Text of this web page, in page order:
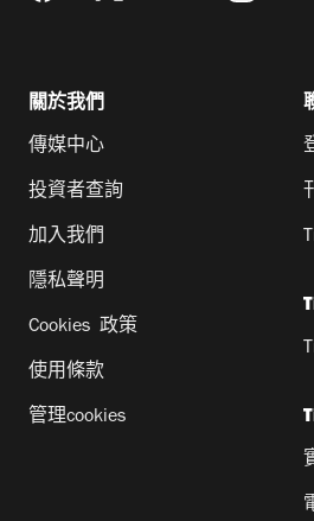
關於我們
傳媒中心
投資者查詢
加入我們
隱私聲明
Cookies 政策
使用條款
管理cookies